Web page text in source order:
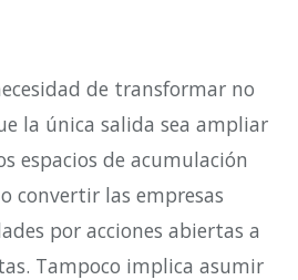
de transformar no
la única salida sea ampliar
espacios de acumulación
convertir las empresas
por acciones abiertas a
Tampoco implica asumir